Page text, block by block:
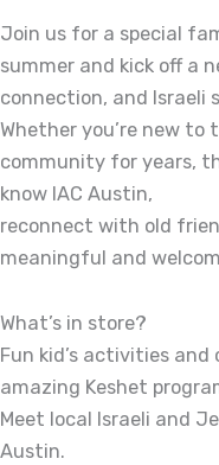
Join us for a special
summer and kick off a
connection, and Israeli
Whether you’re new
community for years,
know IAC Austin,
reconnect with old
meaningful and
What’s in store?
Fun kid’s activities
amazing Keshet
Meet local Israeli and
Austin.